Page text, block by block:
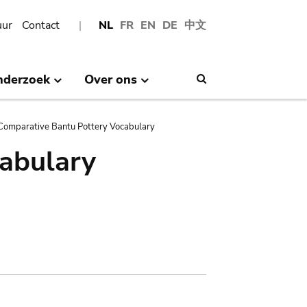
NL FR EN DE 中文
Contact
Over ons
Bantu Pottery Vocabulary